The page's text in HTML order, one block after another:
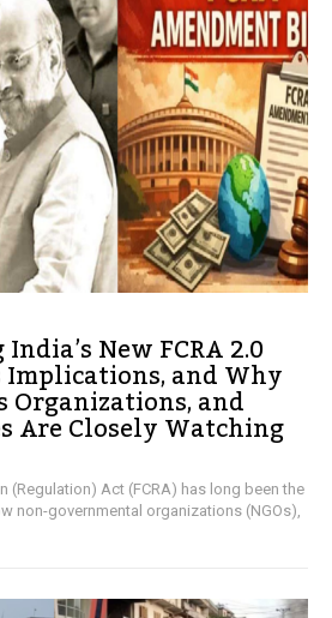
New FCRA 2.0
and Why
Organizations, and
Are Closely Watching
(Regulation) Act (FCRA) has long been the
non-governmental organizations (NGOs),